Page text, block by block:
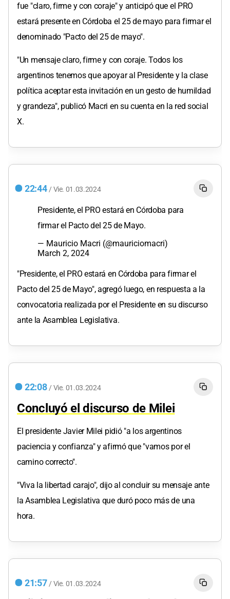
fue "claro, firme y con coraje" y anticipó que el PRO
estará presente en Córdoba el 25 de mayo para firmar el
denominado "Pacto del 25 de mayo".
"Un mensaje claro, firme y con coraje. Todos los
argentinos tenemos que apoyar al Presidente y la clase
política aceptar esta invitación en un gesto de humildad
y grandeza", publicó Macri en su cuenta en la red social
X.
22:44 / Vie. 01.03.2024
Presidente, el PRO estará en Córdoba para
firmar el Pacto del 25 de Mayo.
— Mauricio Macri (@mauriciomacri)
March 2, 2024
"Presidente, el PRO estará en Córdoba para firmar el
Pacto del 25 de Mayo", agregó luego, en respuesta a la
convocatoria realizada por el Presidente en su discurso
ante la Asamblea Legislativa.
22:08 / Vie. 01.03.2024
Concluyó el discurso de Milei
El presidente Javier Milei pidió "a los argentinos
paciencia y confianza" y afirmó que "vamos por el
camino correcto".
"Viva la libertad carajo", dijo al concluir su mensaje ante
la Asamblea Legislativa que duró poco más de una
hora.
21:57 / Vie. 01.03.2024